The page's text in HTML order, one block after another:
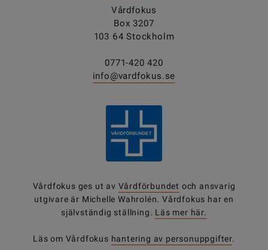
Vårdfokus
Box 3207
103 64 Stockholm
0771-420 420
info@vardfokus.se
Vårdfokus ges ut av Vårdförbundet och ansvarig
utgivare är Michelle Wahrolén. Vårdfokus har en
självständig ställning. Läs mer här.
Läs om Vårdfokus hantering av personuppgifter.